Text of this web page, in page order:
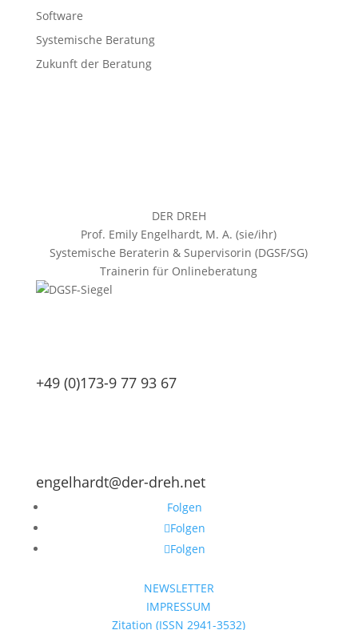
Software
Systemische Beratung
Zukunft der Beratung
DER DREH
Prof. Emily Engelhardt, M. A. (sie/ihr)
Systemische Beraterin & Supervisorin (DGSF/SG)
Trainerin für Onlineberatung
+49 (0)173-9 77 93 67
engelhardt@der-dreh.net
Folgen
Folgen
Folgen
NEWSLETTER
IMPRESSUM
Zitation (ISSN 2941-3532)